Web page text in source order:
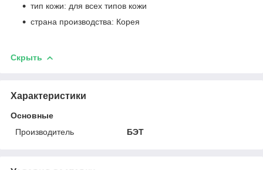
тип кожи: для всех типов кожи
страна производства: Корея
Скрыть
Характеристики
Основные
Производитель
БЭТ